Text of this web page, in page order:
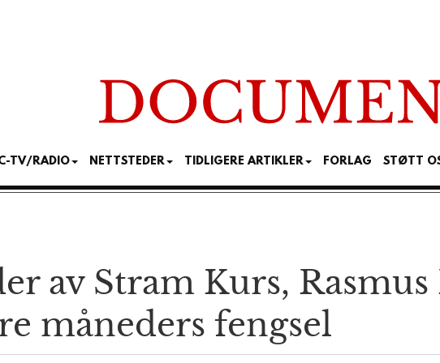
TV/RADIO NETTSTEDER TIDLIGERE ARTIKLER FORLAG STØTT
av Stram Kurs,
måneders fengsel